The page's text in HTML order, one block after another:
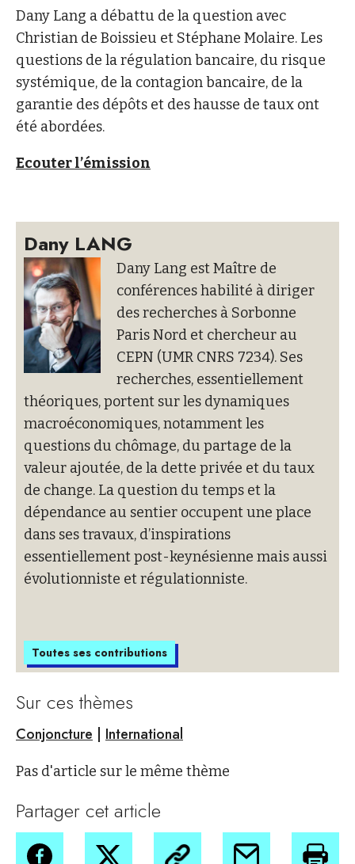
Dany Lang a débattu de la question avec
Christian de Boissieu et Stéphane Molaire. Les
questions de la régulation bancaire, du risque
systémique, de la contagion bancaire, de la
garantie des dépôts et des hausse de taux ont
été abordées.
Ecouter l’émission
Dany LANG
Dany Lang est Maître de
conférences habilité à diriger
des recherches à Sorbonne
Paris Nord et chercheur au
CEPN (UMR CNRS 7234). Ses
recherches, essentiellement
théoriques, portent sur les dynamiques
macroéconomiques, notamment les
questions du chômage, du partage de la
valeur ajoutée, de la dette privée et du taux
de change. La question du temps et la
dépendance au sentier occupent une place
dans ses travaux, d’inspirations
essentiellement post-keynésienne mais aussi
évolutionniste et régulationniste.
Toutes ses contributions
Sur ces thèmes
Conjoncture | International
Pas d'article sur le même thème
Partager cet article